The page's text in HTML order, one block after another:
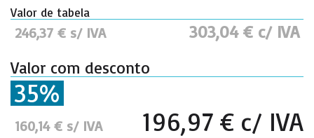
Valor de tabela
246,37 € s/ IVA 303,04 € c/ IVA
Valor com desconto
35%
160,14 € s/ IVA 196,97 € c/ IVA